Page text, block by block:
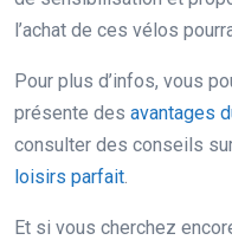
l’achat de ces vélos
Pour plus d’infos, vous
présente des avantages
consulter des conseils
loisirs parfait.
Et si vous cherchez